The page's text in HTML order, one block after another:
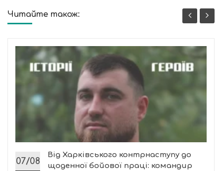
Читайте також:
07/08
Від Харківського контрнаступу до
щоденної бойової праці: командир